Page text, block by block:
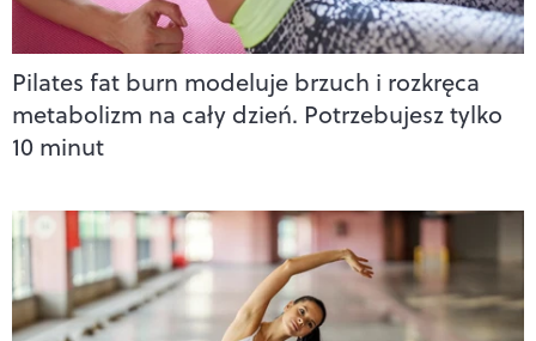
Pilates fat burn modeluje brzuch i rozkręca
metabolizm na cały dzień. Potrzebujesz tylko
10 minut